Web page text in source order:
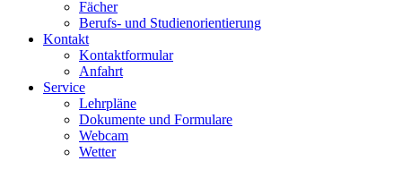
Fächer
Berufs- und Studienorientierung
Kontakt
Kontaktformular
Anfahrt
Service
Lehrpläne
Dokumente und Formulare
Webcam
Wetter